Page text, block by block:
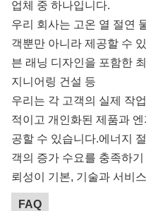
업체 중 하나입니다.
우리 회사는 고온 열 절연
객뿐만 아니라 제공할 수
븐 래닝 디자인을 포함한
지니어링 건설 등
우리는 각 고객의 실제 작
적이고 개인화된 제품과
공할 수 있습니다.에너지
객의 증가 수요를 충족하
뢰성이 기본, 기술과 서비
FAQ